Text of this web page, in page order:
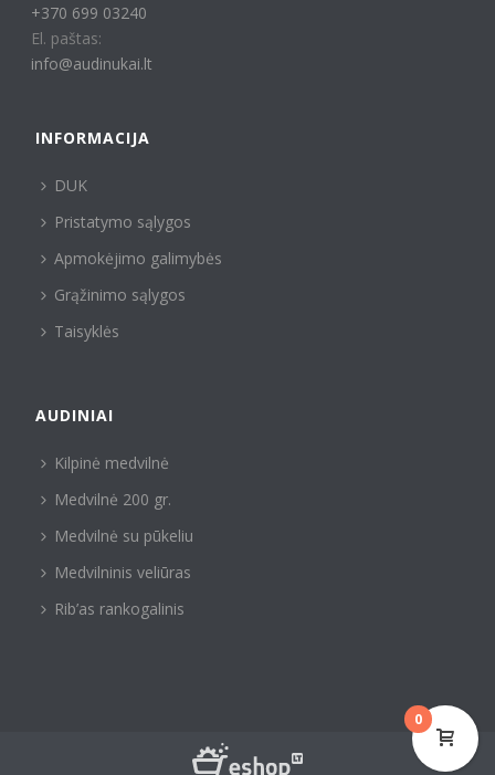
+370 699 03240
El. paštas:
info@audinukai.lt
INFORMACIJA
DUK
Pristatymo sąlygos
Apmokėjimo galimybės
Grąžinimo sąlygos
Taisyklės
AUDINIAI
Kilpinė medvilnė
Medvilnė 200 gr.
Medvilnė su pūkeliu
Medvilninis veliūras
Rib’as rankogalinis
0